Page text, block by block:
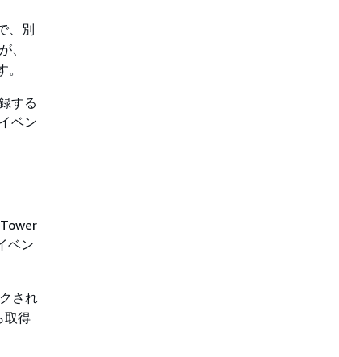
、別
、
する
ベン
ベン
され
取得